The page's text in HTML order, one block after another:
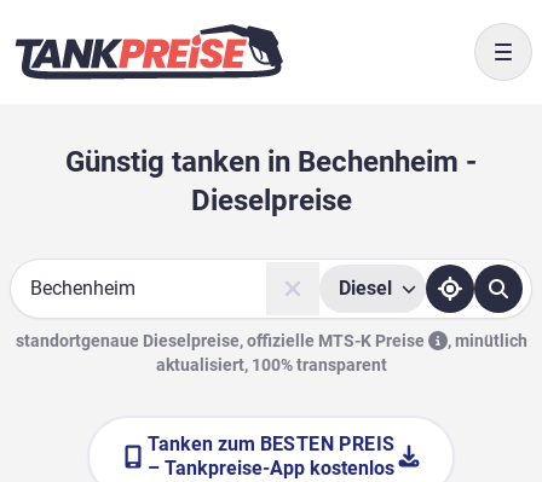
Günstig tanken in Bechenheim -
Dieselpreise
Suche
Diesel
standortgenaue Dieselpreise, offizielle MTS-K Preise ,minütlich
aktualisiert, 100% transparent
Tanken zum BESTEN PREIS
– Tankpreise-App kostenlos